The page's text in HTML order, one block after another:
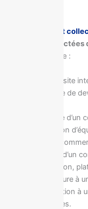
3 – Comment sont
3.1 Données
Notamment lors de :
visite du site
demande de
signature
installation
relation
création d’un
supervision,
candidature à
participation à
sécurisées.